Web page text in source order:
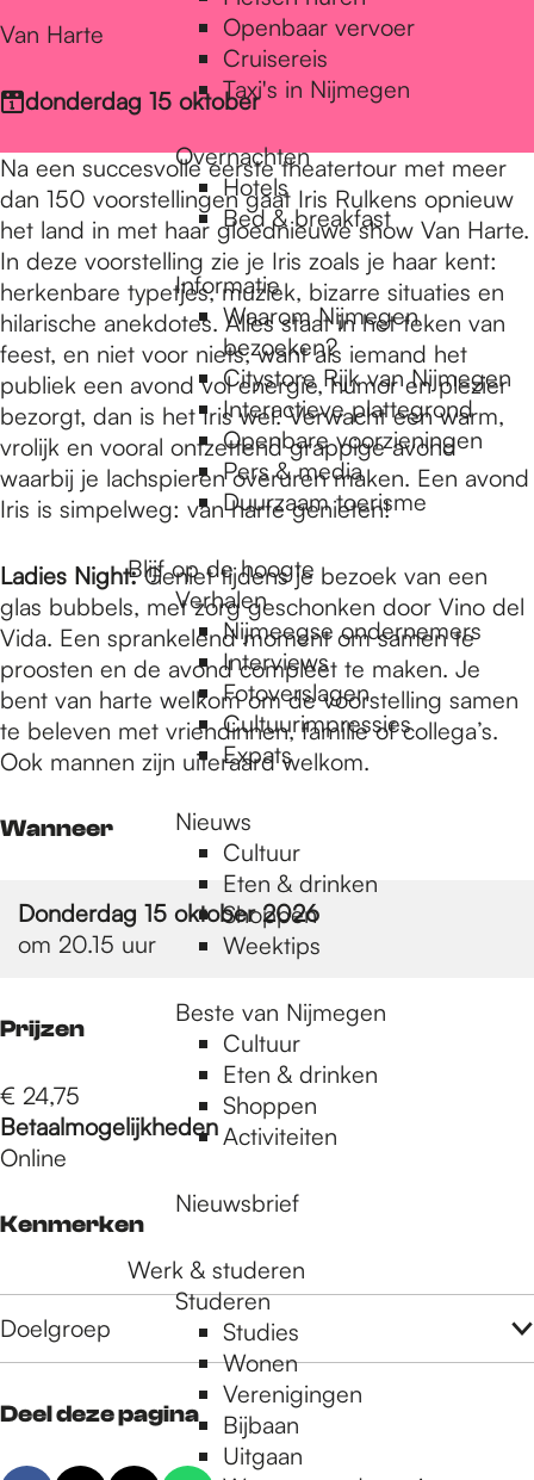
Openbaar vervoer
Cruisereis
Taxi's in Nijmegen
Overnachten
Hotels
Bed & breakfast
Informatie
Waarom Nijmegen
bezoeken?
Citystore Rijk van Nijmegen
Interactieve plattegrond
Openbare voorzieningen
Pers & media
Duurzaam toerisme
Blijf op de hoogte
Verhalen
Nijmeegse ondernemers
Interviews
Fotoverslagen
Cultuurimpressies
Expats
Nieuws
Cultuur
Eten & drinken
Shoppen
Weektips
Beste van Nijmegen
Cultuur
Eten & drinken
Shoppen
Activiteiten
Nieuwsbrief
Werk & studeren
Studeren
Studies
Wonen
Verenigingen
Bijbaan
Uitgaan
Van Harte
donderdag 15 oktober
Na een succesvolle eerste theatertour met meer
dan 150 voorstellingen gaat Iris Rulkens opnieuw
het land in met haar gloednieuwe show Van Harte.
In deze voorstelling zie je Iris zoals je haar kent:
herkenbare typetjes, muziek, bizarre situaties en
hilarische anekdotes. Alles staat in het teken van
feest, en niet voor niets, want als iemand het
publiek een avond vol energie, humor en plezier
bezorgt, dan is het Iris wel. Verwacht een warm,
vrolijk en vooral ontzettend grappige avond
waarbij je lachspieren overuren maken. Een avond
Iris is simpelweg: van harte genieten!
Ladies Night:Geniet tijdens je bezoek van een
glas bubbels, met zorg geschonken door Vino del
Vida. Een sprankelend moment om samen te
proosten en de avond compleet te maken. Je
bent van harte welkom om de voorstelling samen
te beleven met vriendinnen, familie of collega’s.
Ook mannen zijn uiteraard welkom.
Wanneer
Donderdag 15 oktober 2026
om 20.15 uur
Prijzen
€ 24,75
Betaalmogelijkheden
Online
Kenmerken
Doelgroep
Deel deze pagina